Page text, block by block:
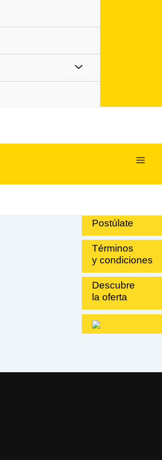
Postúlate
Términos
y condiciones
Descubre
la oferta
Alternar